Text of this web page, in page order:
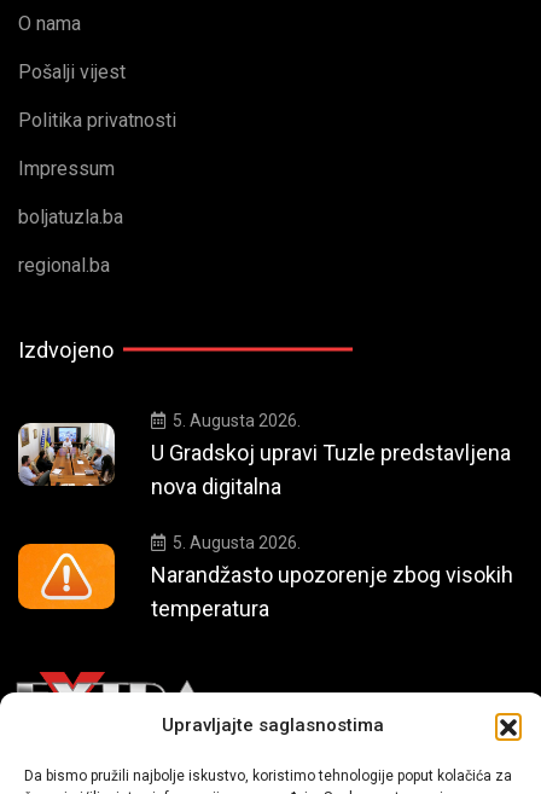
Upravljajte saglasnostima
Da bismo pružili najbolje iskustvo, koristimo tehnologije poput kolačića za
O nama
Pošalji vijest
Politika privatnosti
Impressum
boljatuzla.ba
regional.ba
Izdvojeno
5. Augusta 2026.
U Gradskoj upravi Tuzle predstavljena
nova digitalna
5. Augusta 2026.
Narandžasto upozorenje zbog visokih
temperatura
Mi smo moderni portal zabavnog karaktera koji donosi vijesti i